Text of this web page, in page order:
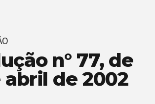
n° 77, de
abril de 2002